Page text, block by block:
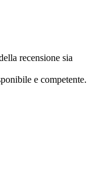
recensione sia
e competente.